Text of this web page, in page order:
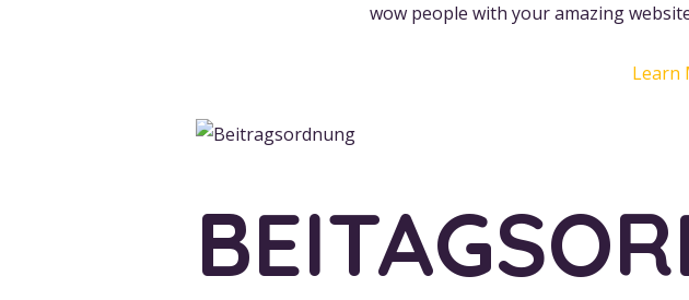
wow people with your amazing
Learn